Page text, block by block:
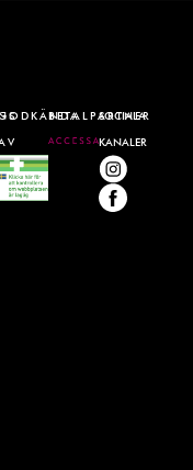
BETALPARTNER
SOCIALA
KANALER